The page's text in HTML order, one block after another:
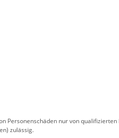
Personenschäden nur von
zulässig.